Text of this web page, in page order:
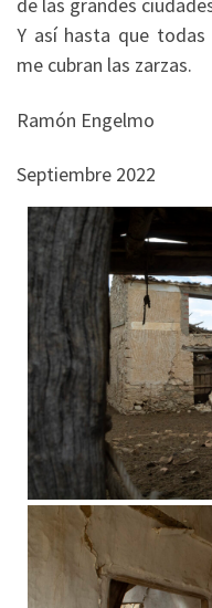
de las grandes
Y así hasta que
me cubran las zarzas.
Ramón Engelmo
Septiembre 2022